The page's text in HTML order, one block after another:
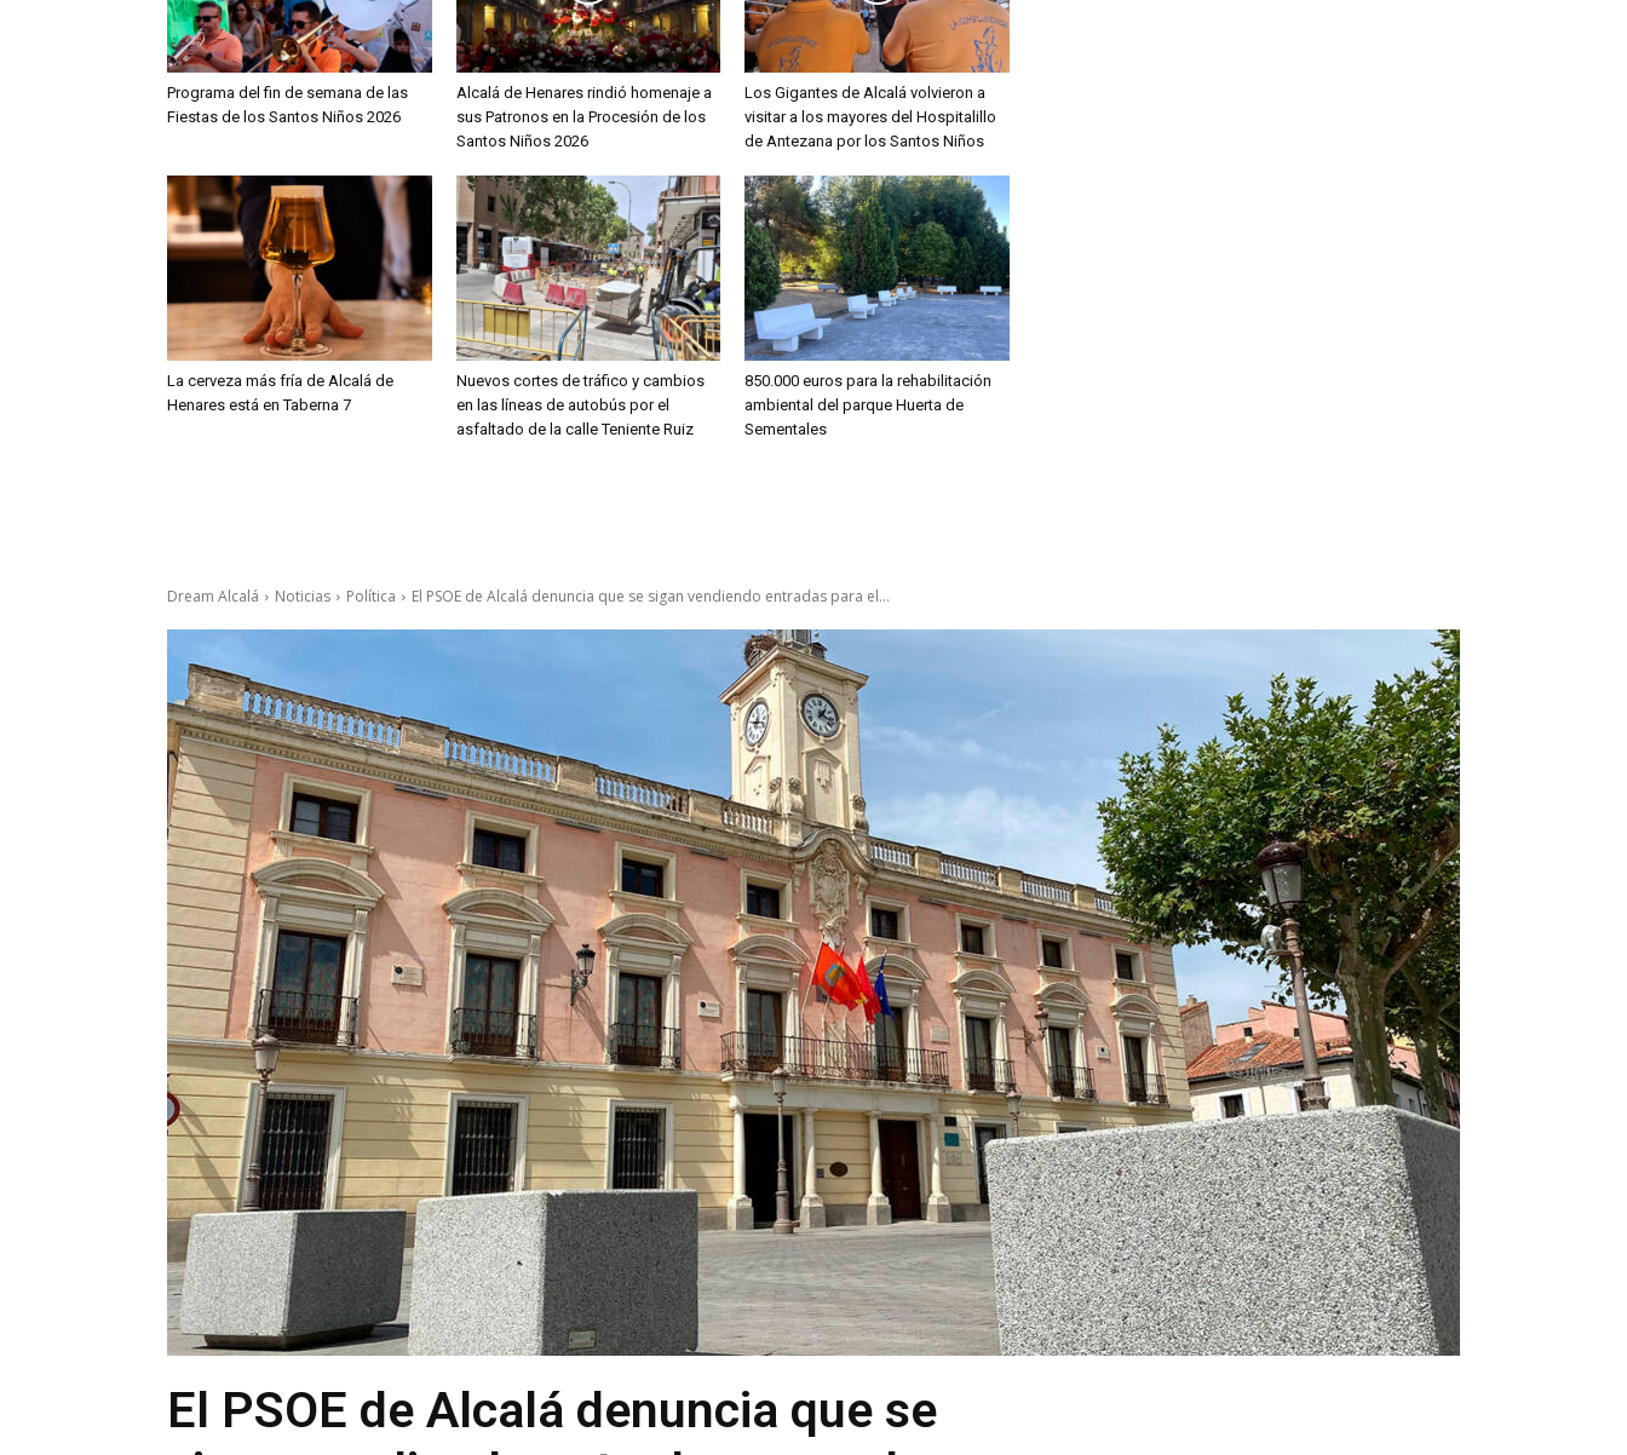
Programa del fin de semana de las
Fiestas de los Santos Niños 2026
Alcalá de Henares rindió homenaje a
sus Patronos en la Procesión de los
Santos Niños 2026
Los Gigantes de Alcalá volvieron a
visitar a los mayores del Hospitalillo
de Antezana por los Santos Niños
La cerveza más fría de Alcalá de
Henares está en Taberna 7
Nuevos cortes de tráfico y cambios
en las líneas de autobús por el
asfaltado de la calle Teniente Ruiz
850.000 euros para la rehabilitación
ambiental del parque Huerta de
Sementales